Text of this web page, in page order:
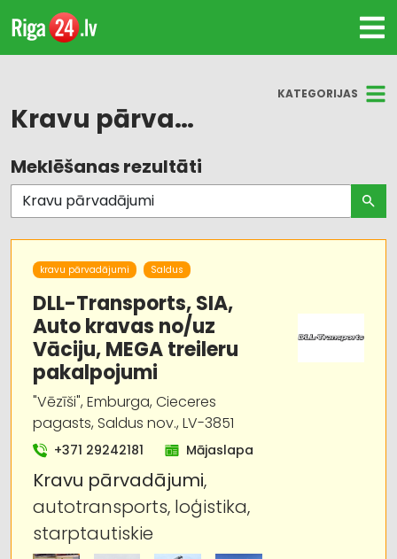
KATEGORIJAS
Kravu pārvadājumi
Visas nozares
Kravu pārvadājumi: auto
Kravu pārvadājumi: dzelzceļa
Loģistika
Kravu pārvadājumi: aviotransporta
Autotransports
Muita
Noliktavu pakalpojumi
Pārvietošanās serviss
Meklēšanas rezultāti
kravu pārvadājumi Saldus
DLL-Transports, SIA,
Auto kravas no/uz
Vāciju, MEGA treileru
pakalpojumi
"Vēzīši", Emburga, Cieceres
pagasts, Saldus nov., LV-3851
+371 29242181 Mājaslapa
Kravu pārvadājumi,
autotransports, loģistika,
starptautiskie